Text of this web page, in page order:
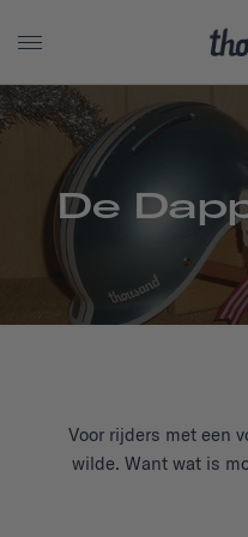
De
Voor rijders met een
wilde. Want wat is